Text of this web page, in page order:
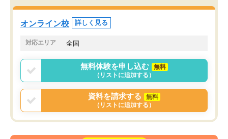
オンライン校 詳しく見る
対応エリア 全国
無料体験を申し込む
無料
（リストに追加する）
資料を請求する
無料
（リストに追加する）